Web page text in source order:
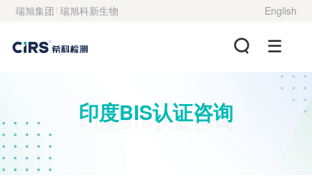
瑞旭集团 瑞旭科新生物 English
印度BIS认证咨询
印度BIS认证咨询